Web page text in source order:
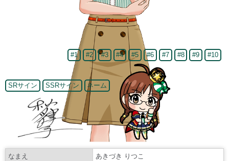
#1 #2 #3 #4 #5 #6 #7 #8 #9 #10
SRサイン SSRサイン ネーム
なまえ あきづき りつこ